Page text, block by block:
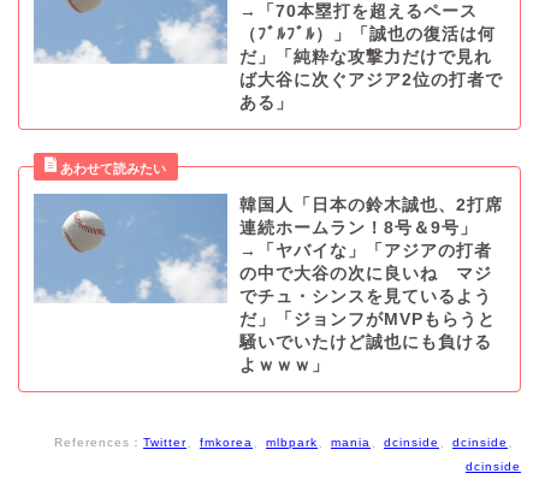
→「70本塁打を超えるペース
（ﾌﾞﾙﾌﾞﾙ）」「誠也の復活は何
だ」「純粋な攻撃力だけで見れ
ば大谷に次ぐアジア2位の打者で
ある」
韓国人「日本の鈴木誠也、2打席
連続ホームラン！8号＆9号」
→「ヤバイな」「アジアの打者
の中で大谷の次に良いね マジ
でチュ・シンスを見ているよう
だ」「ジョンフがMVPもらうと
騒いでいたけど誠也にも負ける
よｗｗｗ」
References： Twitter、 fmkorea、 mlbpark、 mania、 dcinside 、 dcinside 、
dcinside